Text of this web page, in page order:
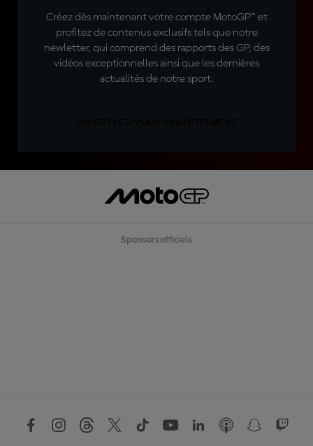
Créez dès maintenant votre compte MotoGP™ et
profitez de contenus exclusifs tels que notre
newletter, qui comprend des rapports des GP, des
vidéos exceptionnelles ainsi que les dernières
actualités de notre sport.
Sponsors officiels